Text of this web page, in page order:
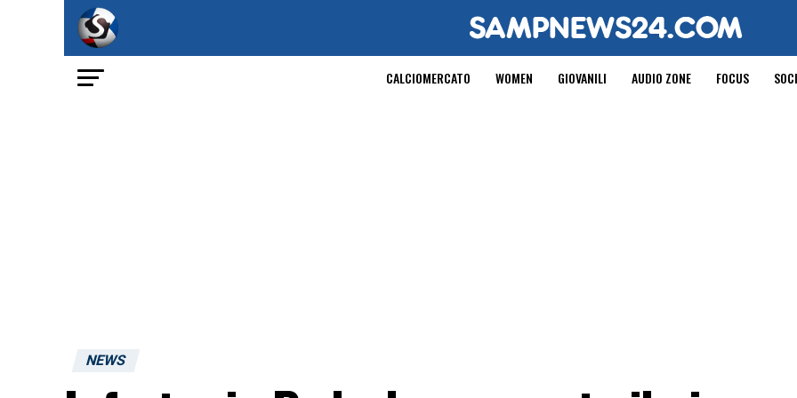
CALCIOMERCATO WOMEN GIOVANILI AUDIO ZONE FOCUS
NEWS